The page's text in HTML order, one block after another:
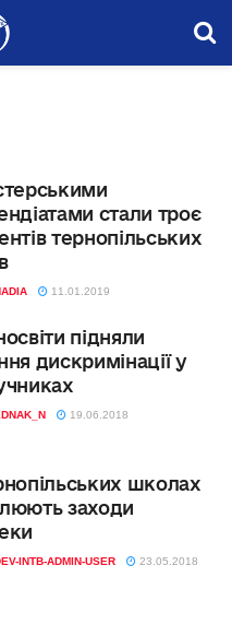
стали троє
тернопільських
11.01.2019
підняли
дискримінації у
19.06.2018
школах
заходи
INTB-ADMIN-USER 23.05.2018